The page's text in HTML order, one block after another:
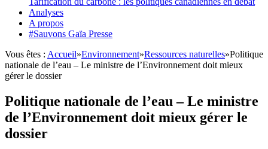
Analyses
A propos
#Sauvons Gaïa Presse
Vous êtes : Accueil»Environnement»Ressources naturelles»Politique
nationale de l’eau – Le ministre de l’Environnement doit mieux
gérer le dossier
Politique nationale de l’eau – Le ministre
de l’Environnement doit mieux gérer le
dossier